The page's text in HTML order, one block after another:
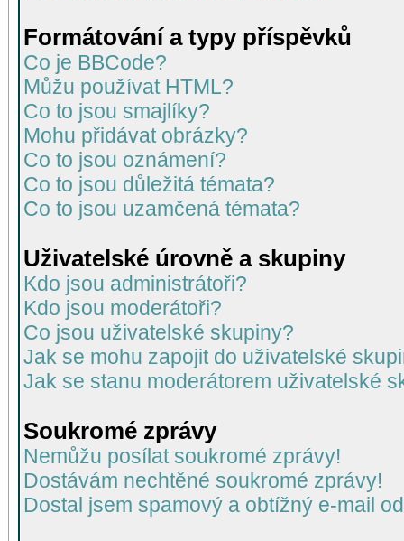
Formátování a typy příspěvků
Co je BBCode?
Můžu používat HTML?
Co to jsou smajlíky?
Mohu přidávat obrázky?
Co to jsou oznámení?
Co to jsou důležitá témata?
Co to jsou uzamčená témata?
Uživatelské úrovně a skupiny
Kdo jsou administrátoři?
Kdo jsou moderátoři?
Co jsou uživatelské skupiny?
Jak se mohu zapojit do uživatelské
Jak se stanu moderátorem uživatelské
Soukromé zprávy
Nemůžu posílat soukromé zprávy!
Dostávám nechtěné soukromé zprávy!
Dostal jsem spamový a obtížný e-mail